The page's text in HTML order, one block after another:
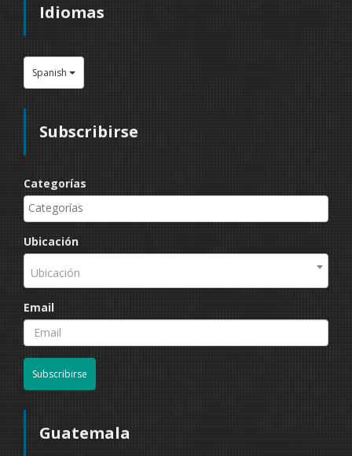
Idiomas
Spanish
Subscribirse
Categorías
Ubicación
Ubicación
Email
Subscribirse
Guatemala